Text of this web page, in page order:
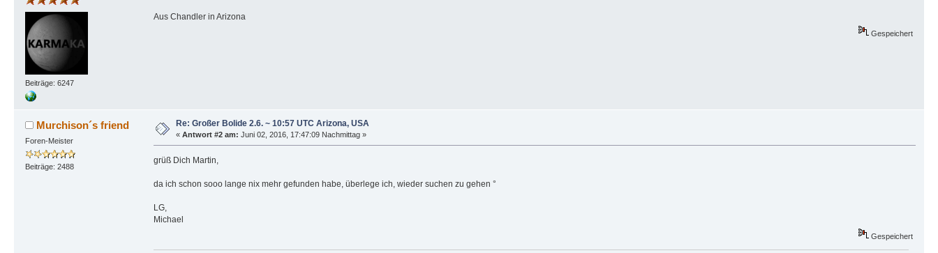
Beiträge: 6247
Aus Chandler in Arizona
Gespeichert
Murchison´s friend
Foren-Meister
Beiträge: 2488
Re: Großer Bolide 2.6. ~ 10:57 UTC Arizona, USA
« Antwort #2 am: Juni 02, 2016, 17:47:09 Nachmittag »
grüß Dich Martin,
da ich schon sooo lange nix mehr gefunden habe, überlege ich, wieder suchen zu gehen °
LG,
Michael
Gespeichert